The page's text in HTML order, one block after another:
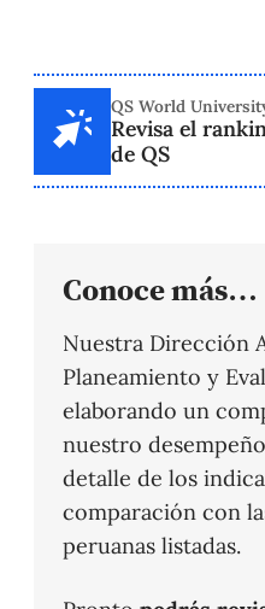
QS World
Revisa el
de QS
Conoce más…
Nuestra Dirección
Planeamiento y
elaborando un
nuestro
detalle de los
comparación con
peruanas listadas.